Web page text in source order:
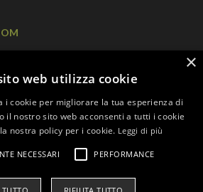
×
web utilizza cookie
i cookie per migliorare la tua esperienza di
il nostro sito web acconsenti a tutti i cookie
nostra policy per i cookie. Leggi di più
NECESSARI PERFORMANCE